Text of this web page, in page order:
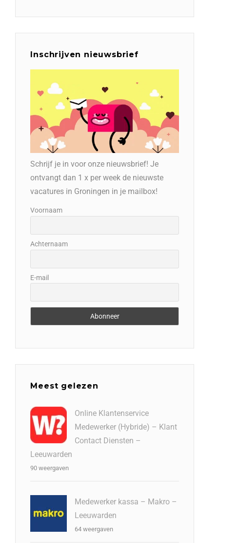
Inschrijven nieuwsbrief
Schrijf je in voor onze nieuwsbrief! Je
ontvangt dan 1 x per week de nieuwste
vacatures in Groningen in je mailbox!
Voornaam
Achternaam
E-mail
Meest gelezen
Online Klantenservice
Medewerker (Hybride) – Klant
Contact Diensten –
Leeuwarden
90 weergaven
Medewerker kassa – Makro –
Leeuwarden
64 weergaven